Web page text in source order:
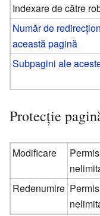
Indexare de către
Număr de
această pagină
Subpagini ale
Protecție
Modificare
Redenumire